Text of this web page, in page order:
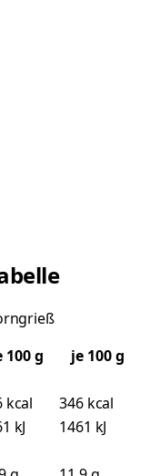
100g
je 100 g
kcal
346 kcal
kJ
1461 kJ